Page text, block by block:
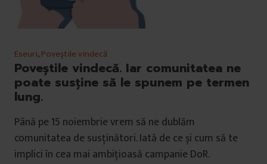
Eseuri,Poveștile vindecă
Poveștile vindecă. Iar comunitatea ne
poate susține să le spunem pe termen
lung.
Până pe 15 noiembrie vrem să ne dublăm
comunitatea de susținători. Iată de ce și cum să te
implici în cea mai ambițioasă campanie DoR.